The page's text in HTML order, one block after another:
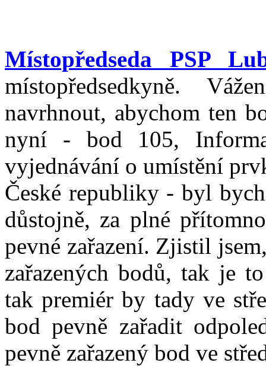
Místopředseda PSP
místopředsedkyně.
navrhnout, abychom ten
nyní - bod 105,
vyjednávání o umístění
České republiky - byl
důstojně, za plné
pevné zařazení. Zjistil
zařazených bodů, tak je
tak premiér by tady ve
bod pevně zařadit
pevně zařazený bod ve